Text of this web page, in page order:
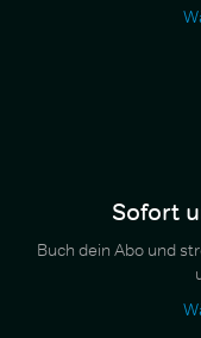
Sofort
Buch dein Abo und